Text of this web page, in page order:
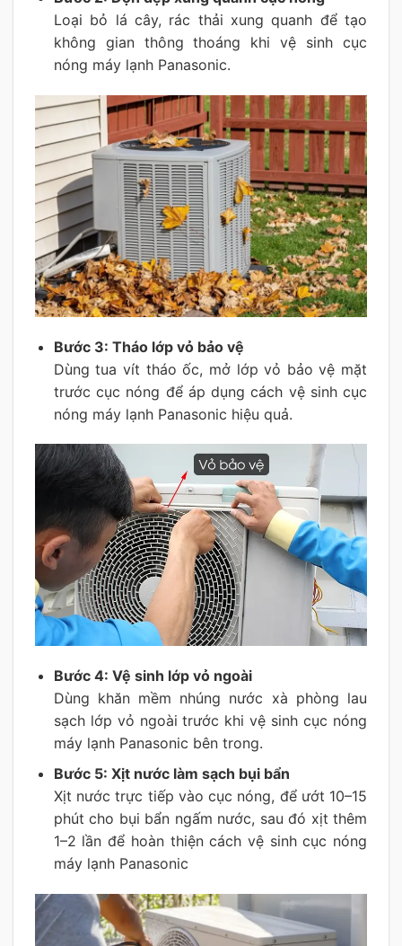
Loại bỏ lá cây, rác thải xung quanh để tạo
không gian thông thoáng khi vệ sinh cục
nóng máy lạnh Panasonic.
Bước 3: Tháo lớp vỏ bảo vệ
Dùng tua vít tháo ốc, mở lớp vỏ bảo vệ mặt
trước cục nóng để áp dụng cách vệ sinh cục
nóng máy lạnh Panasonic hiệu quả.
Bước 4: Vệ sinh lớp vỏ ngoài
Dùng khăn mềm nhúng nước xà phòng lau
sạch lớp vỏ ngoài trước khi vệ sinh cục nóng
máy lạnh Panasonic bên trong.
Bước 5: Xịt nước làm sạch bụi bẩn
Xịt nước trực tiếp vào cục nóng, để ướt 10–15
phút cho bụi bẩn ngấm nước, sau đó xịt thêm
1–2 lần để hoàn thiện cách vệ sinh cục nóng
máy lạnh Panasonic